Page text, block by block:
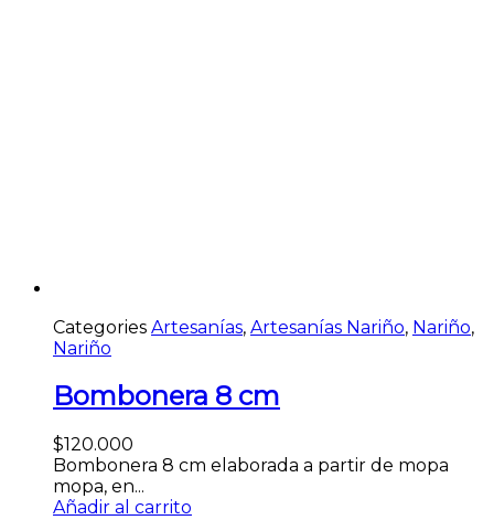
Categories Artesanías, Artesanías Nariño, Nariño,
Nariño
Bombonera 8 cm
$120.000
Bombonera 8 cm elaborada a partir de mopa
mopa, en...
Añadir al carrito